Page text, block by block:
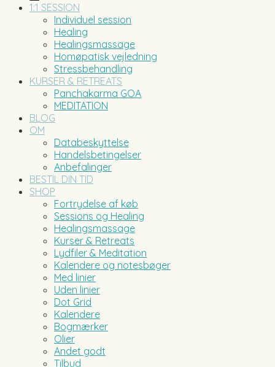
1:1 SESSION
Individuel session
Healing
Healingsmassage
Homøpatisk vejledning
Stressbehandling
KURSER & RETREATS
Panchakarma GOA
MEDITATION
BLOG
OM
Databeskyttelse
Handelsbetingelser
Anbefalinger
BESTIL DIN TID
SHOP
Fortrydelse af køb
Sessions og Healing
Healingsmassage
Kurser & Retreats
Lydfiler & Meditation
Kalendere og notesbøger
Med linier
Uden linier
Dot Grid
Kalendere
Bogmærker
Olier
Andet godt
Tilbud